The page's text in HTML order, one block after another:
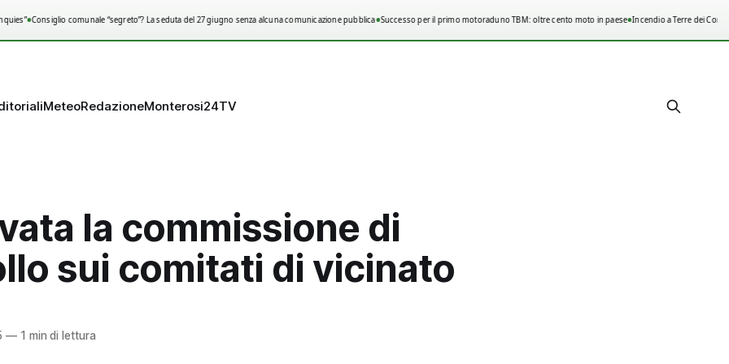
•Consiglio comunale “segreto”? La seduta del 27 giugno senza alcuna comunicazione pubblica•Successo per il primo motoraduno TBM: oltre cento moto in paese•Incendio a Terre dei
MeteoRedazioneMonterosi24TV
la commissione di
sui comitati di vicinato
—1 min di lettura